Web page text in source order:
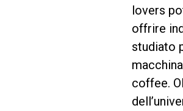
lovers
offrire
studiato
coffee.